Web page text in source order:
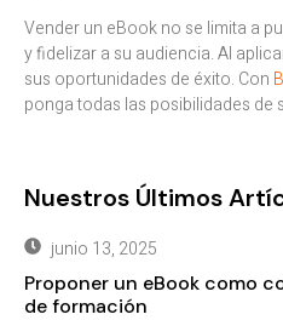
Vender un eBook no se limita a
y fidelizar a su audiencia. Al
sus oportunidades de éxito. Con
ponga todas las posibilidades de
Nuestros Últimos
junio 13, 2025
Proponer un eBook como
de formación